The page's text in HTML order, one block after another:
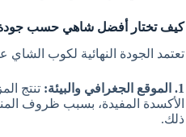
كيف تختار أفضل شاهي حسب جودة
تعتمد الجودة النهائية لكوب الشاي
1. الموقع الجغرافي والبيئة:
تنتج
الأكسدة المفيدة، بسبب ظروف
ذلك.